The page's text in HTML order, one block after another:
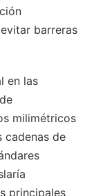
barreras
en las
milimétricos
cadenas de
principales